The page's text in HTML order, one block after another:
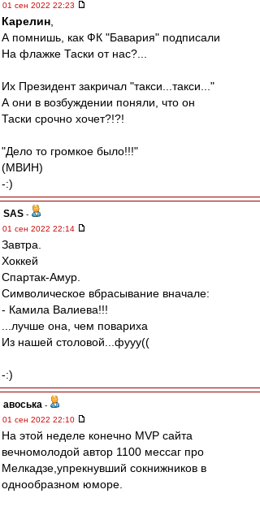
01 сен 2022 22:23
Карелин
А помнишь, как ФК "Бавария" подписали
На флажке Таски от нас?...
Их Президент закричал "такси...такси..."
А они в возбуждении поняли, что он
Таски срочно хочет?!?!
"Дело то громкое было!!!"
(МВИН)
-:)
SAS -
01 сен 2022 22:14
Завтра.
Хоккей
Спартак-Амур.
Символическое вбрасывание вначале:
- Камила Валиева!!!
...лучше она, чем повариха
Из нашей столовой...фууу((
-:)
авоська -
01 сен 2022 22:10
На этой неделе конечно MVP сайта
вечномолодой автор 1100 мессаг про
Мелкадзе,упрекнувший сокнижников в
однообразном юморе.